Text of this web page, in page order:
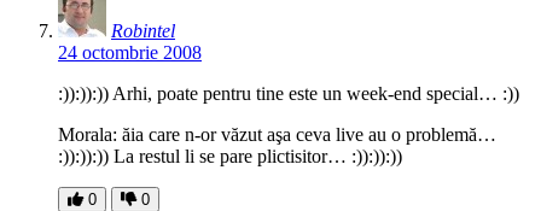
Robintel
24 octombrie 2008
:)):)):)) Arhi, poate pentru tine este un week-end special… :))
Morala: ăia care n-or văzut aşa ceva live au o problemă…
:)):)):)) La restul li se pare plictisitor… :)):)):))
0 0